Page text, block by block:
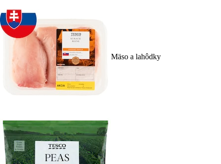
Mäso a lahôdky